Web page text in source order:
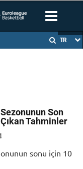
TR
Son
Tahminler
sonu için 10